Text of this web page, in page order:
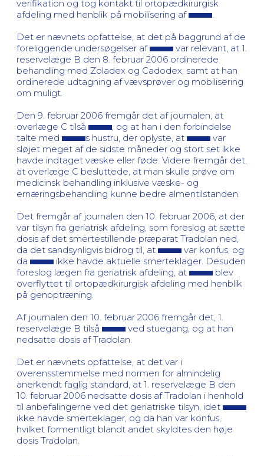
verifikation og tog kontakt til ortopædkirurgisk
afdeling med henblik på mobilisering af
Det er nævnets opfattelse, at det på baggrund af de
foreliggende undersøgelser af
var relevant, at 1.
reservelæge B den 8. februar 2006 ordinerede
behandling med Zoladex og Cadodex, samt at han
ordinerede udtagning af vævsprøver og mobilisering
om muligt.
Den 9. februar 2006 fremgår det af journalen, at
overlæge C tilså
, og at han i den forbindelse
talte med
s hustru, der oplyste, at
var
sløjet meget af de sidste måneder og stort set ikke
havde indtaget væske eller føde. Videre fremgår det,
at overlæge C besluttede, at man skulle prøve om
medicinsk behandling inklusive væske- og
ernæringsbehandling kunne bedre almentilstanden.
Det fremgår af journalen den 10. februar 2006, at der
var tilsyn fra geriatrisk afdeling, som foreslog at sætte
dosis af det smertestillende præparat Tradolan ned,
da det sandsynligvis bidrog til, at
var konfus, og
da
ikke havde aktuelle smerteklager. Desuden
foreslog lægen fra geriatrisk afdeling, at
blev
overflyttet til ortopædkirurgisk afdeling med henblik
på genoptræning.
Af journalen den 10. februar 2006 fremgår det, 1.
reservelæge B tilså
ved stuegang, og at han
nedsatte dosis af Tradolan.
Det er nævnets opfattelse, at det var i
overensstemmelse med normen for almindelig
anerkendt faglig standard, at 1. reservelæge B den
10. februar 2006 nedsatte dosis af Tradolan i henhold
til anbefalingerne ved det geriatriske tilsyn, idet
ikke havde smerteklager, og da han var konfus,
hvilket formentligt blandt andet skyldtes den høje
dosis Tradolan.